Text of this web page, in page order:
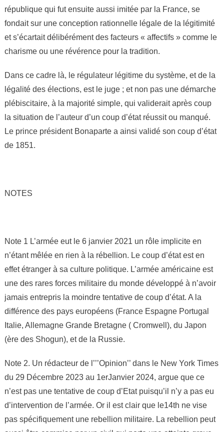
république qui fut ensuite aussi imitée par la France, se
fondait sur une conception rationnelle légale de la légitimité
et s’écartait délibérément des facteurs « affectifs » comme le
charisme ou une révérence pour la tradition.
Dans ce cadre là, le régulateur légitime du système, et de la
légalité des élections, est le juge ; et non pas une démarche
plébiscitaire, à la majorité simple, qui validerait après coup
la situation de l’auteur d’un coup d’état réussit ou manqué.
Le prince président Bonaparte a ainsi validé son coup d’état
de 1851.
NOTES
Note 1 L’armée eut le 6 janvier 2021 un rôle implicite en
n’étant mêlée en rien à la rébellion. Le coup d’état est en
effet étranger à sa culture politique. L’armée américaine est
une des rares forces militaire du monde développé à n’avoir
jamais entrepris la moindre tentative de coup d’état. A la
différence des pays européens (France Espagne Portugal
Italie, Allemagne Grande Bretagne ( Cromwell), du Japon
(ère des Shogun), et de la Russie.
Note 2. Un rédacteur de l’’’Opinion’’ dans le New York Times
du 29 Décembre 2023 au 1erJanvier 2024, argue que ce
n’est pas une tentative de coup d’Etat puisqu’il n’y a pas eu
d’intervention de l’armée. Or il est clair que le14th ne vise
pas spécifiquement une rebellion militaire. La rebellion peut